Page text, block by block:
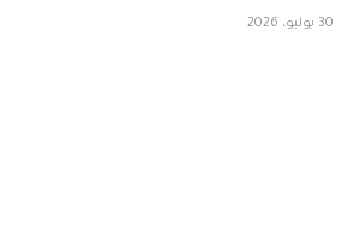
30 يوليو، 2026